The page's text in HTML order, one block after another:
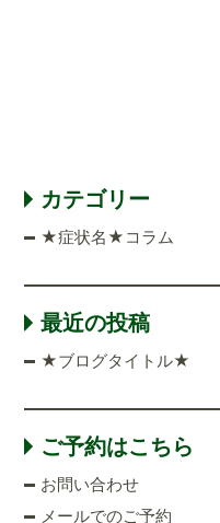
カテゴリー
★症状名★コラム
最近の投稿
★ブログタイトル★
ご予約はこちら
お問い合わせ
メールでのご予約